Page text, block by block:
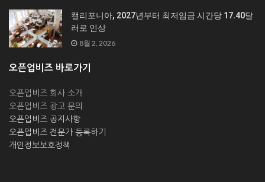
캘리포니아, 2027년부터 최저임금 시간당 17.40달
러로 인상
8월 2, 2026
오픈업비즈 바로가기
오픈업비즈 회사 소개
오픈업비즈 광고 문의
오픈업비즈 공지사항
오픈업비즈 전문가 등록하기
개인정보보호정책